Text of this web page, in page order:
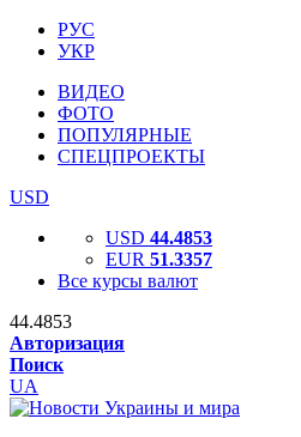
РУС
УКР
ВИДЕО
ФОТО
ПОПУЛЯРНЫЕ
СПЕЦПРОЕКТЫ
USD
USD 44.4853
EUR 51.3357
Все курсы валют
44.4853
Авторизация
Поиск
UA